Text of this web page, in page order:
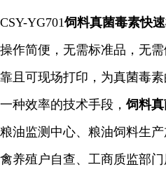
CSY-YG701饲料真菌毒素快
操作简便，无需标准品，无
靠且可现场打印，为真菌毒
一种效率的技术手段，饲料
粮油监测中心、粮油饲料生
禽养殖户自查、工商质监部门